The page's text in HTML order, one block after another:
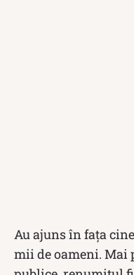
Au ajuns în fața
mii de oameni.